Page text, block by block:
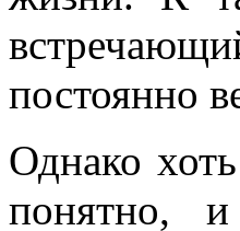
постоянно
Однако
понятно,